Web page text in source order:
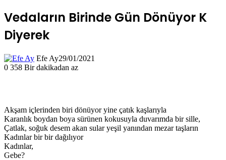
Vedaların Birinde Gün Dönüyor K
Diyerek
Efe Ay29/01/2021
0 358 Bir dakikadan az
Akşam içlerinden biri dönüyor yine çatık kaşlarıyla
Karanlık boydan boya sürünen kokusuyla duvarımda bir sille,
Çatlak, soğuk desem akan sular yeşil yanından mezar taşların
Kadınlar bir bir dağılıyor
Kadınlar,
Gebe?